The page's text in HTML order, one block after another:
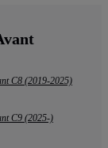
C8 (2019-2025)
C9 (2025-)